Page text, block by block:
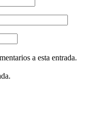
a esta entrada.